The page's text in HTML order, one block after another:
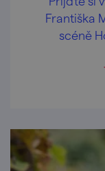
Františka
scéně